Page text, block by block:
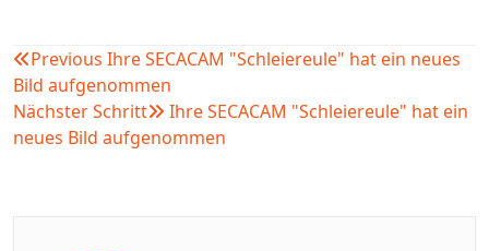
Beitragsnavigation
Previous Ihre SECACAM "Schleiereule" hat ein neues
Bild aufgenommen
Nächster Schritt
Ihre SECACAM "Schleiereule" hat ein
neues Bild aufgenommen